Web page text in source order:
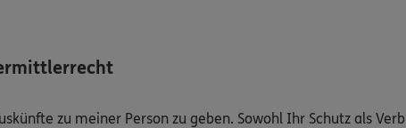
zu meiner Person zu geben. Sowohl Ihr Schutz als